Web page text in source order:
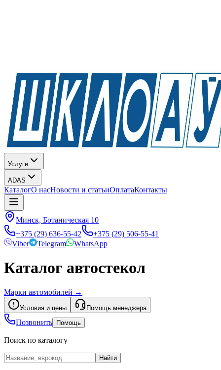
Услуги
ADAS
КаталогО насНовости и статьиОплатаКонтакты
Минск, Ботаническая 10
+375 (29) 636-55-42
+375 (29) 506-55-41
Viber
Telegram WhatsApp
Каталог автостекол
Марки автомобилей →
Условия и цены Помощь менеджера
Позвонить Помощь
Поиск по каталогу
Найти